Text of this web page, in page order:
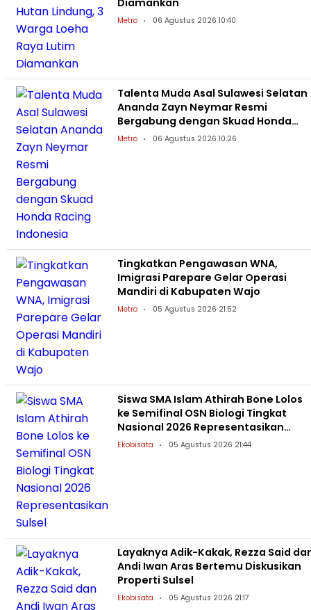
Metro 06 Agustus 2026 10:40
Talenta Muda Asal Sulawesi Selatan
Ananda Zayn Neymar Resmi
Bergabung dengan Skuad Honda
Racing Indonesia
Metro 06 Agustus 2026 10:26
Tingkatkan Pengawasan WNA,
Imigrasi Parepare Gelar Operasi
Mandiri di Kabupaten Wajo
Metro 05 Agustus 2026 21:52
Siswa SMA Islam Athirah Bone Lolos
ke Semifinal OSN Biologi Tingkat
Nasional 2026 Representasikan
Sulsel
Ekobisata 05 Agustus 2026 21:44
Layaknya Adik-Kakak, Rezza Said
Andi Iwan Aras Bertemu Diskusikan
Properti Sulsel
Ekobisata 05 Agustus 2026 21:17